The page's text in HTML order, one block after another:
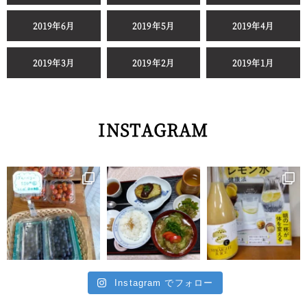
2019年6月 2019年5月 2019年4月
2019年3月 2019年2月 2019年1月
INSTAGRAM
Instagram でフォロー